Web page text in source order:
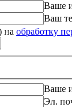
Ваше
Ваш
на обработку
Ваше
Эл.